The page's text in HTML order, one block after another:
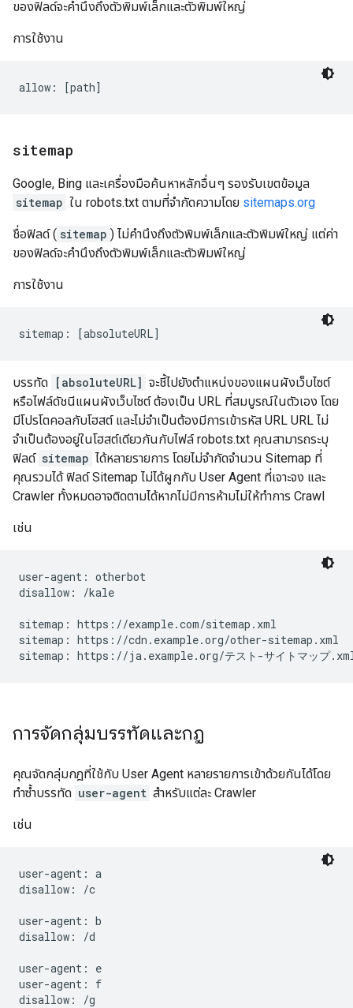
ของฟิลด์จะคำนึงถึงตัวพิมพ์เล็กและตัวพิมพ์ใหญ่
การใช้งาน
sitemap
Google, Bing และเครื่องมือค้นหาหลักอื่นๆ รองรับเขตข้อมูล
sitemap ใน robots.txt ตามที่จำกัดความโดย sitemaps.org
ชื่อฟิลด์ ( sitemap ) ไม่คำนึงถึงตัวพิมพ์เล็กและตัวพิมพ์ใหญ่ แต่ค่า
ของฟิลด์จะคำนึงถึงตัวพิมพ์เล็กและตัวพิมพ์ใหญ่
การใช้งาน
sitemap: [absoluteURL]
บรรทัด [absoluteURL] จะชี้ไปยังตำแหน่งของแผนผังเว็บไซต์
หรือไฟล์ดัชนีแผนผังเว็บไซต์ ต้องเป็น URL ที่สมบูรณ์ในตัวเอง โดย
มีโปรโตคอลกับโฮสต์ และไม่จำเป็นต้องมีการเข้ารหัส URL URL ไม่
จำเป็นต้องอยู่ในโฮสต์เดียวกันกับไฟล์ robots.txt คุณสามารถระบุ
ฟิลด์ sitemap ได้หลายรายการ โดยไม่จำกัดจำนวน Sitemap ที่
คุณรวมได้ ฟิลด์ Sitemap ไม่ได้ผูกกับ User Agent ที่เจาะจง และ
Crawler ทั้งหมดอาจติดตามได้หากไม่มีการห้ามไม่ให้ทำการ Crawl
เช่น
user-agent: otherbot
disallow: /kale
sitemap: https://example.com/sitemap.xml
sitemap: https://cdn.example.org/other-sitemap.xml
sitemap: https://ja.example.org/テスト-サイトマップ
การจัดกลุ่มบรรทัดและกฎ
คุณจัดกลุ่มกฎที่ใช้กับ User Agent หลายรายการเข้าด้วยกันได้โดย
ทําซ้ำบรรทัด user-agent สําหรับแต่ละ Crawler
เช่น
user-agent: a
disallow: /c
user-agent: b
disallow: /d
user-agent: e
user-agent: f
disallow: /g